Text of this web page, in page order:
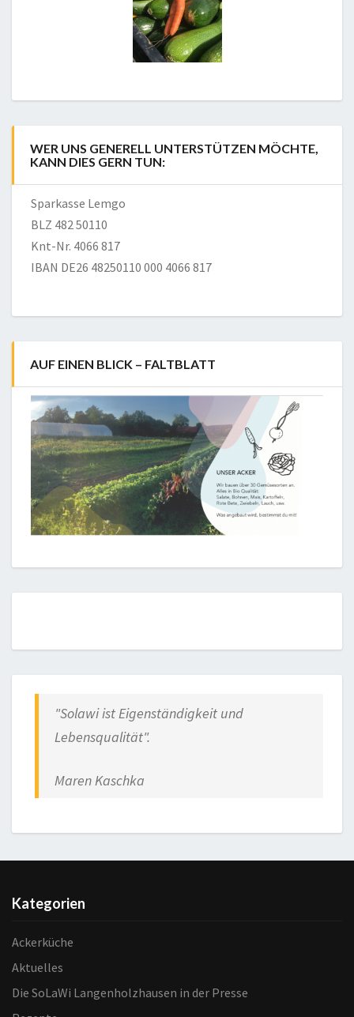
WER UNS GENERELL UNTERSTÜTZEN MÖCHTE,
KANN DIES GERN TUN:
Sparkasse Lemgo
BLZ 482 50110
Knt-Nr. 4066 817
IBAN DE26 48250110 000 4066 817
AUF EINEN BLICK – FALTBLATT
"Solawi ist Eigenständigkeit und
Lebensqualität".
Maren Kaschka
Kategorien
Ackerküche
Aktuelles
Die SoLaWi Langenholzhausen in der Presse